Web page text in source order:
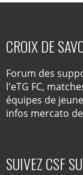
CROIX DE
Forum des
l'eTG FC,
équipes de
infos mercato
SUIVEZ CSF